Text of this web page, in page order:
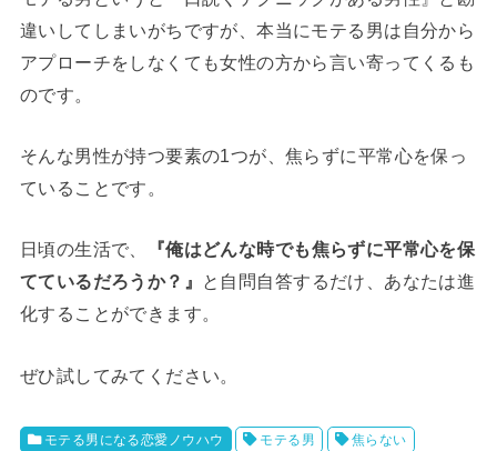
違いしてしまいがちですが、本当にモテる男は自分から
アプローチをしなくても女性の方から言い寄ってくるも
のです。
そんな男性が持つ要素の1つが、焦らずに平常心を保っ
ていることです。
日頃の生活で、
『俺はどんな時でも焦らずに平常心を保
てているだろうか？』
と自問自答するだけ、あなたは進
化することができます。
ぜひ試してみてください。
モテる男になる恋愛ノウハウ モテる男 焦らない